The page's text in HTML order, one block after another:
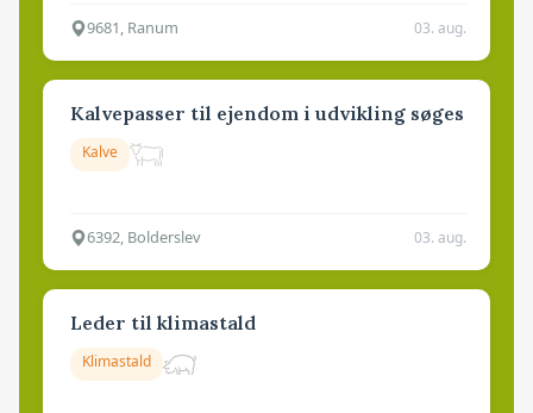
9681, Ranum 03. aug.
Kalvepasser til ejendom i udvikling søges
Kalve
6392, Bolderslev 03. aug.
Leder til klimastald
Klimastald